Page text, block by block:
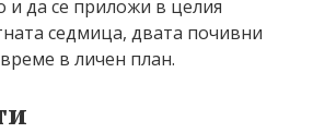
и да се приложи в целия
седмица, двата почивни
в личен план.